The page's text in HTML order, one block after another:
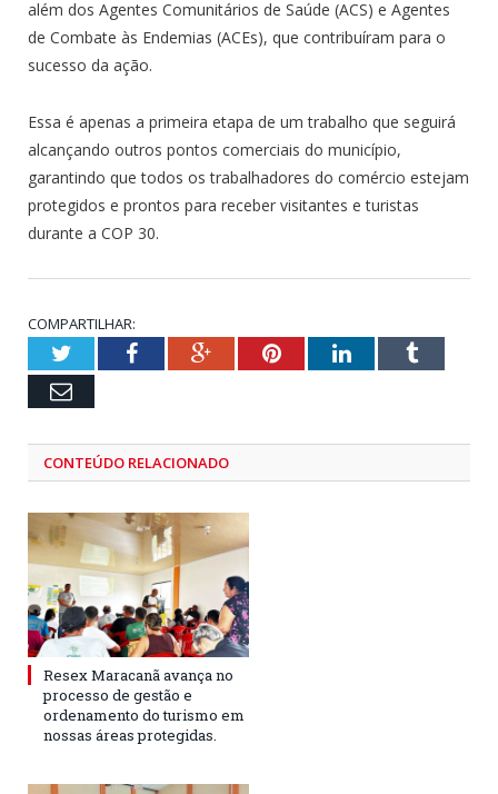
além dos Agentes Comunitários de Saúde (ACS) e Agentes
de Combate às Endemias (ACEs), que contribuíram para o
sucesso da ação.
Essa é apenas a primeira etapa de um trabalho que seguirá
alcançando outros pontos comerciais do município,
garantindo que todos os trabalhadores do comércio estejam
protegidos e prontos para receber visitantes e turistas
durante a COP 30.
COMPARTILHAR:
TwitterFacebookGoogle+PinterestLinkedInTumblr
Email
CONTEÚDO RELACIONADO
Resex Maracanã avança no
processo de gestão e
ordenamento do turismo em
nossas áreas protegidas.